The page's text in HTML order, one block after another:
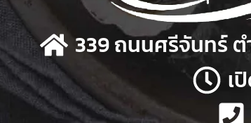
339 ถนนศรีจันทร์ ต
เ